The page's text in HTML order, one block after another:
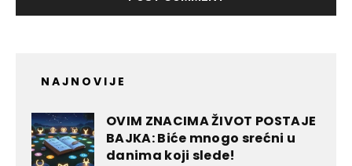
NAJNOVIJE
OVIM ZNACIMA ŽIVOT POSTAJE
BAJKA: Biće mnogo srećni u
danima koji slede!